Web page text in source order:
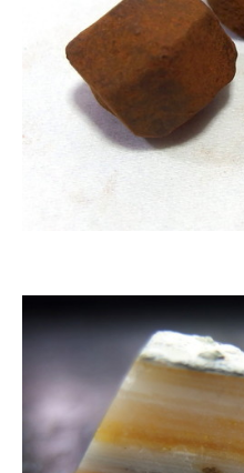
IT製品の技術・比較・事例
製造業のIT導入・活用を支援
モノづくり技術者専門サイト
エレクトロニクス専門サイト
電子設計の基本と応用
ちょっと気になるネットの話題